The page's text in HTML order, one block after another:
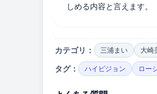
しめる内容と言えます。
カテゴリ： 三浦まい 大崎
タグ： ハイビジョン ロー